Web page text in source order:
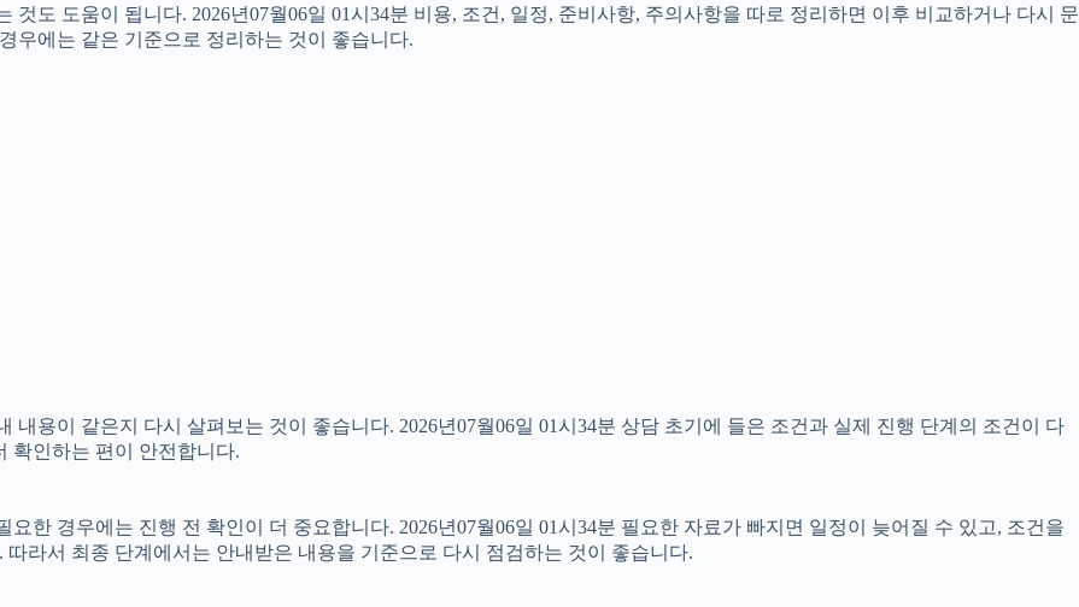
도 도움이 됩니다. 2026년07월06일 01시34분 비용, 조건, 일정, 준비사항, 주의사항을 따로 정리하면 이후 비교하거나 다시 문
우에는 같은 기준으로 정리하는 것이 좋습니다.
용이 같은지 다시 살펴보는 것이 좋습니다. 2026년07월06일 01시34분 상담 초기에 들은 조건과 실제 진행 단계의 조건이 다
확인하는 편이 안전합니다.
한 경우에는 진행 전 확인이 더 중요합니다. 2026년07월06일 01시34분 필요한 자료가 빠지면 일정이 늦어질 수 있고, 조건을
라서 최종 단계에서는 안내받은 내용을 기준으로 다시 점검하는 것이 좋습니다.